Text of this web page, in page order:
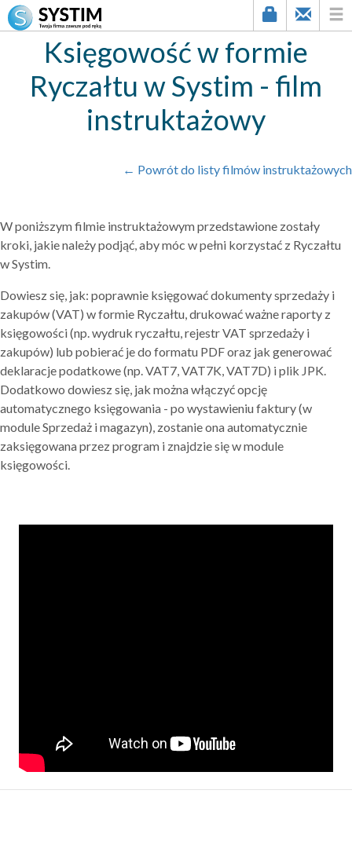
Księgowość w formie
Ryczałtu w Systim - film
instruktażowy
← Powrót do listy filmów instruktażowych
W poniższym filmie instruktażowym przedstawione zostały
kroki, jakie należy podjąć, aby móc w pełni korzystać z Ryczałtu
w Systim.
Dowiesz się, jak: poprawnie księgować dokumenty sprzedaży i
zakupów (VAT) w formie Ryczałtu, drukować ważne raporty z
księgowości (np. wydruk ryczałtu, rejestr VAT sprzedaży i
zakupów) lub pobierać je do formatu PDF oraz jak generować
deklaracje podatkowe (np. VAT7, VAT7K, VAT7D) i plik JPK.
Dodatkowo dowiesz się, jak można włączyć opcję
automatycznego księgowania - po wystawieniu faktury (w
module Sprzedaż i magazyn), zostanie ona automatycznie
zaksięgowana przez program i znajdzie się w module
księgowości.